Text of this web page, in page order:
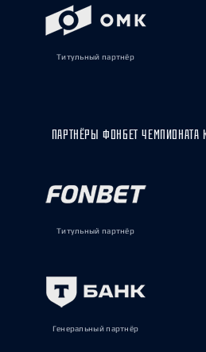
Титульный партнёр
ПАРТНЁРЫ ФОНБЕТ ЧЕМПИОНАТА
Титульный партнёр
Генеральный партнёр